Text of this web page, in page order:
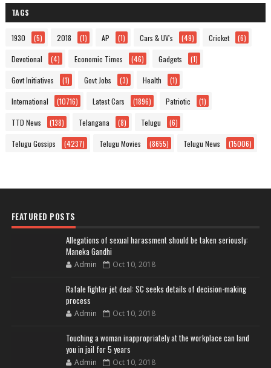
TAGS
1930 (5) 2018 (1) AP (1) Cars & UV's (49) Cricket (6)
Devotional (4) Economic Times (46) Gadgets (1)
Govt Initiatives (1) Govt Jobs (3) Health (1)
International (10716) Latest Cars (1896) Patriotic (1)
TTD News (138) Telangana (8) Telugu (6)
Telugu Gossips (4237) Telugu Movies (8655) Telugu News (15006)
FEATURED POSTS
Allegations of sexual harassment should be taken seriously:
Maneka Gandhi
Admin Oct 10, 2018
Rafale fighter jet deal: SC seeks details of decision-making
process
Admin Oct 10, 2018
Touching a woman inappropriately at the workplace can land
you in jail for 5 years
Admin Oct 10, 2018